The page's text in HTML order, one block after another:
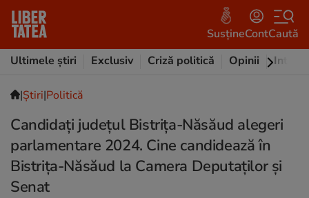
SusțineContCaută
Ultimele știri
Exclusiv Criză politică Opinii
|Ştiri|Politică
Candidați județul Bistrița-Năsăud alegeri
parlamentare 2024. Cine candidează în
Bistrița-Năsăud la Camera Deputaților și
Senat